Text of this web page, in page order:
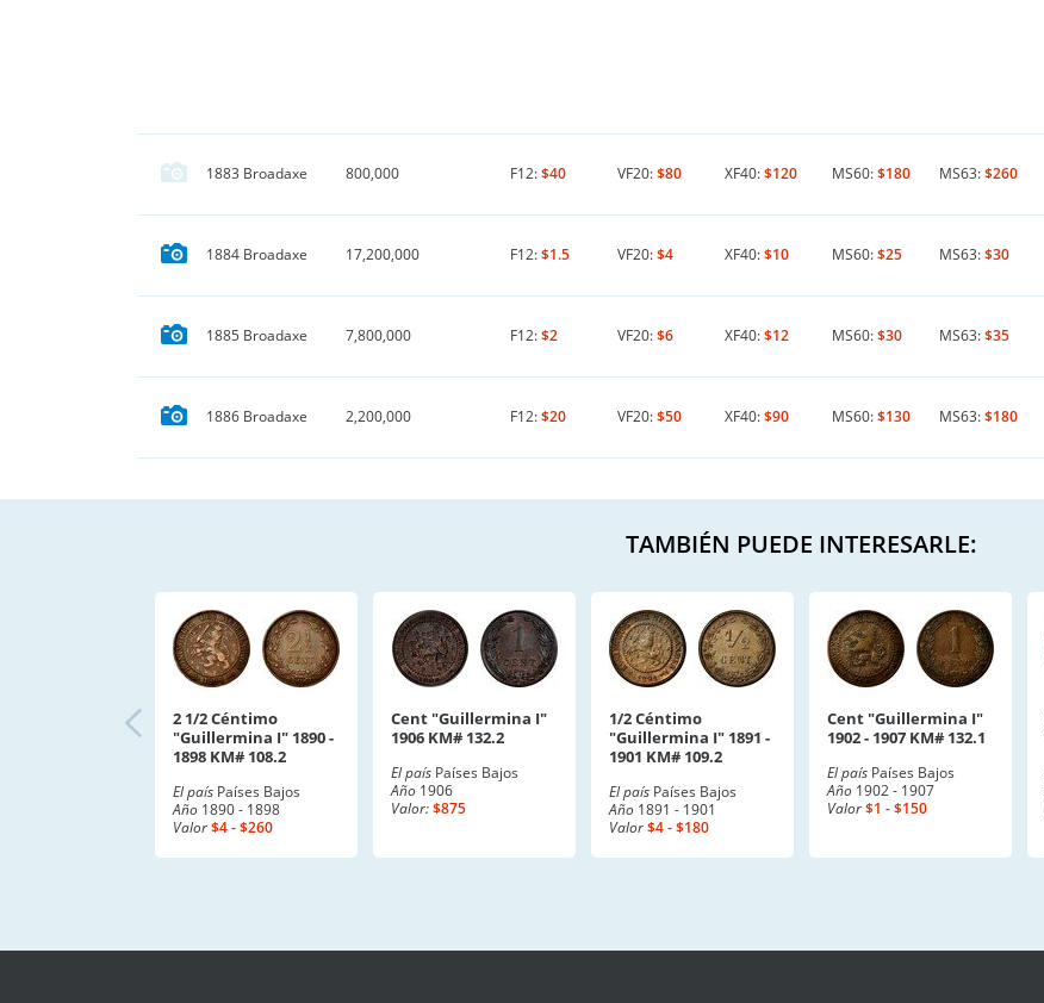
1883 Broadaxe 800,000 F12:$40 VF20:$80 XF40:$120 MS60:$180 MS63:$260
1884 Broadaxe 17,200,000 F12:$1.5 VF20:$4 XF40:$10 MS60:$25 MS63:$30
1885 Broadaxe 7,800,000 F12:$2 VF20:$6 XF40:$12 MS60:$30 MS63:$35
1886 Broadaxe 2,200,000 F12:$20 VF20:$50 XF40:$90 MS60:$130 MS63:$180
TAMBIÉN PUEDE INTERESARLE:
2 1/2 Céntimo
"Guillermina I" 1890 -
1898 KM# 108.2
El país Países Bajos
Año 1890 - 1898
Valor$4 - $260
Cent "Guillermina I"
1906 KM# 132.2
El país Países Bajos
Año 1906
Valor:$875
1/2 Céntimo
"Guillermina I" 1891 -
1901 KM# 109.2
El país Países Bajos
Año 1891 - 1901
Valor$4 - $180
Cent "Guillermina I"
1902 - 1907 KM# 132.1
El país Países Bajos
Año 1902 - 1907
Valor$1 - $150